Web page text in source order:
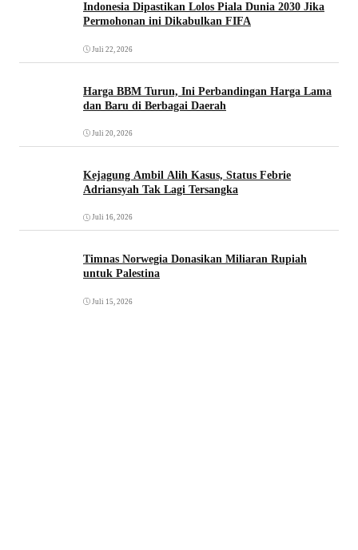
Indonesia Dipastikan Lolos Piala Dunia 2030 Jika
Permohonan ini Dikabulkan FIFA
Juli 22, 2026
Harga BBM Turun, Ini Perbandingan Harga Lama
dan Baru di Berbagai Daerah
Juli 20, 2026
Kejagung Ambil Alih Kasus, Status Febrie
Adriansyah Tak Lagi Tersangka
Juli 16, 2026
Timnas Norwegia Donasikan Miliaran Rupiah
untuk Palestina
Juli 15, 2026